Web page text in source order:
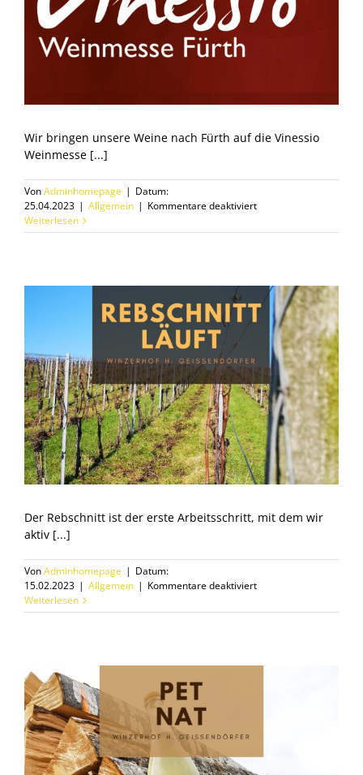
Wir bringen unsere Weine nach Fürth auf die Vinessio
Weinmesse [...]
VonAdminhomepage | Datum:
25.04.2023 | Allgemein | Kommentare deaktiviertfür
Vinessio
Weiterlesen
Der Rebschnitt ist der erste Arbeitsschritt, mit dem wir
aktiv [...]
VonAdminhomepage | Datum:
15.02.2023 | Allgemein | Kommentare deaktiviertfür
Arbeiten
Weiterlesen